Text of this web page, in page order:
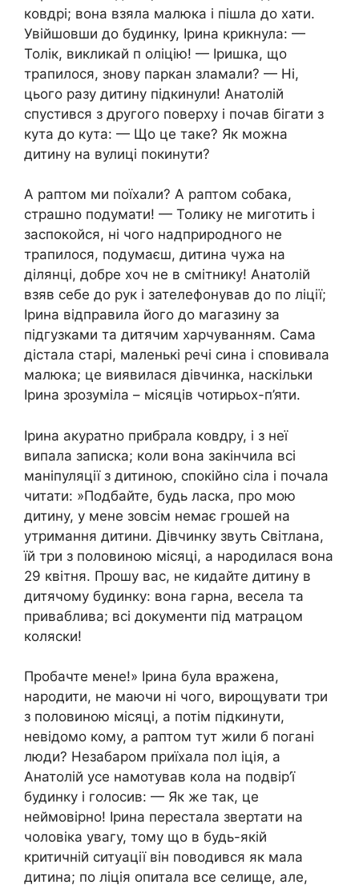
ковдрі; вона взяла малюка і пішла до хати.
Увійшовши до будинку, Ірина крикнула: —
Толік, викликай п оліцію! — Іришка, що
трапилося, знову паркан зламали? — Ні,
цього разу дитину підкинули! Анатолій
спустився з другого поверху і почав бігати з
кута до кута: — Що це таке? Як можна
дитину на вулиці покинути?
А раптом ми поїхали? А раптом собака,
страшно подумати! — Толику не миготить і
заспокойся, ні чого надприродного не
трапилося, подумаєш, дитина чужа на
ділянці, добре хоч не в смітнику! Анатолій
взяв себе до рук і зателефонував до по ліції;
Ірина відправила його до магазину за
підгузками та дитячим харчуванням. Сама
дістала старі, маленькі речі сина і сповивала
малюка; це виявилася дівчинка, наскільки
Ірина зрозуміла – місяців чотирьох-п’яти.
Ірина акуратно прибрала ковдру, і з неї
випала записка; коли вона закінчила всі
маніпуляції з дитиною, спокійно сіла і почала
читати: »Подбайте, будь ласка, про мою
дитину, у мене зовсім немає грошей на
утримання дитини. Дівчинку звуть Світлана,
їй три з половиною місяці, а народилася вона
29 квітня. Прошу вас, не кидайте дитину в
дитячому будинку: вона гарна, весела та
приваблива; всі документи під матрацом
коляски!
Пробачте мене!» Ірина була вражена,
народити, не маючи ні чого, вирощувати три
з половиною місяці, а потім підкинути,
невідомо кому, а раптом тут жили б погані
люди? Незабаром приїхала пол іція, а
Анатолій усе намотував кола на подвір’ї
будинку і голосив: — Як же так, це
неймовірно! Ірина перестала звертати на
чоловіка увагу, тому що в будь-якій
критичній ситуації він поводився як мала
дитина; по ліція опитала все селище, але,